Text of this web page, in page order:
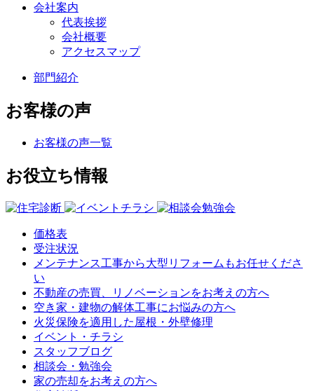
会社案内
代表挨拶
会社概要
アクセスマップ
部門紹介
お客様の声
お客様の声一覧
お役立ち情報
価格表
受注状況
メンテナンス工事から大型リフォームもお任せくださ
い
不動産の売買、リノベーションをお考えの方へ
空き家・建物の解体工事にお悩みの方へ
火災保険を適用した屋根・外壁修理
イベント・チラシ
スタッフブログ
相談会・勉強会
家の売却をお考えの方へ